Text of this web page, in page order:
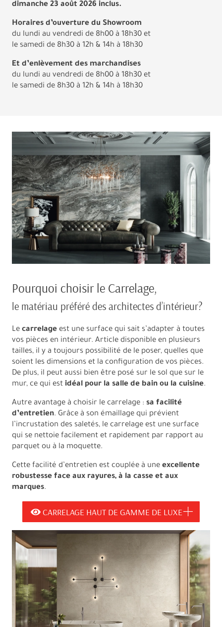
dimanche 23 août 2026 inclus.
Horaires d’ouverture du Showroom
du lundi au vendredi de 8h00 à 18h30 et
le samedi de 8h30 à 12h & 14h à 18h30
Et d’enlèvement des marchandises
du lundi au vendredi de 8h00 à 18h30 et
le samedi de 8h30 à 12h & 14h à 18h30
Pourquoi choisir le Carrelage,
le matériau préféré des architectes d’intérieur?
Le carrelage est une surface qui sait s’adapter à toutes
vos pièces en intérieur. Article disponible en plusieurs
tailles, il y a toujours possibilité de le poser, quelles que
soient les dimensions et la configuration de vos pièces.
De plus, il peut aussi bien être posé sur le sol que sur le
mur, ce qui est idéal pour la salle de bain ou la cuisine.
Autre avantage à choisir le carrelage : sa facilité
d’entretien. Grâce à son émaillage qui prévient
l’incrustation des saletés, le carrelage est une surface
qui se nettoie facilement et rapidement par rapport au
parquet ou à la moquette.
Cette facilité d’entretien est couplée à une excellente
robustesse face aux rayures, à la casse et aux
marques.
CARRELAGE HAUT DE GAMME DE LUXE